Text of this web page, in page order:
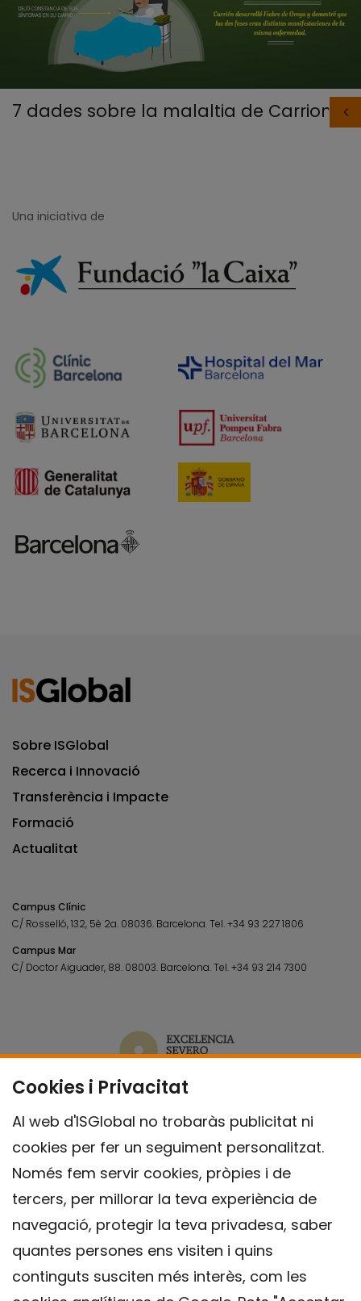
7 dades sobre la malaltia de Carrion
Cookies i Privacitat
Al web d'ISGlobal no trobaràs publicitat ni
cookies per fer un seguiment personalitzat.
Només fem servir cookies, pròpies i de
tercers, per millorar la teva experiència de
navegació, protegir la teva privadesa, saber
quantes persones ens visiten i quins
continguts susciten més interès, com les
Una iniciativa de
Sobre ISGlobal
Recerca i Innovació
Transferència i Impacte
Formació
Actualitat
Campus Clínic
C/ Rosselló, 132, 5è 2a. 08036. Barcelona.Tel.+34 93 227 1806
Campus Mar
C/ Doctor Aiguader, 88. 08003. Barcelona.Tel.+34 93 214 7300